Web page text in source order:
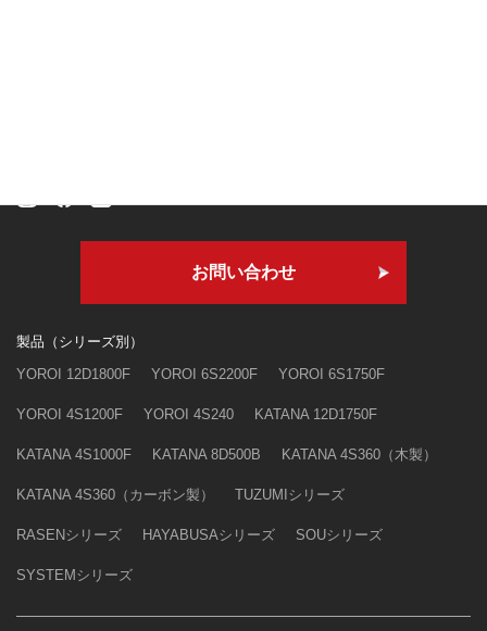
お問い合わせ
製品（シリーズ別）
YOROI 12D1800F
YOROI 6S2200F YOROI 6S1750F
YOROI 4S1200F YOROI 4S240 KATANA 12D1750F
KATANA 4S1000F KATANA 8D500B KATANA 4S360（木製）
KATANA 4S360（カーボン製） TUZUMIシリーズ
RASENシリーズ HAYABUSAシリーズ SOUシリーズ
SYSTEMシリーズ